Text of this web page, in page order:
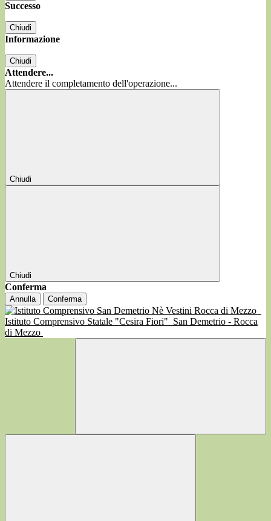
Successo
Chiudi
Informazione
Chiudi
Attendere...
Attendere il completamento dell'operazione...
Chiudi
Chiudi
Conferma
Annulla Conferma
Istituto Comprensivo Statale "Cesira Fiori" San Demetrio - Rocca
di Mezzo